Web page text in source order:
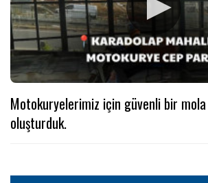
Motokuryelerimiz için güvenli bir mola
oluşturduk.